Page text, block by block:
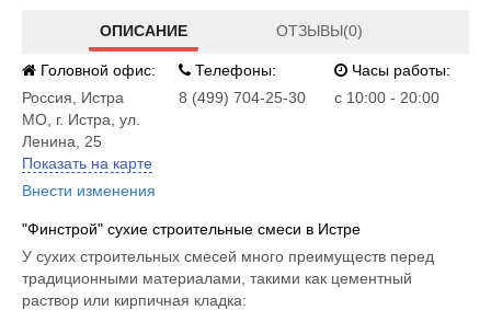
ОПИСАНИЕ ОТЗЫВЫ(0)
Головной офис:
Россия
Истра
МО, г. Истра, ул.
Ленина, 25
Показать на карте
Внести изменения
Телефоны:
8 (499) 704-25-30
Часы работы:
с 10:00 - 20:00
"Финстрой" сухие строительные смеси в Истре
У сухих строительных смесей много преимуществ перед
традиционными материалами, такими как цементный
раствор или кирпичная кладка: